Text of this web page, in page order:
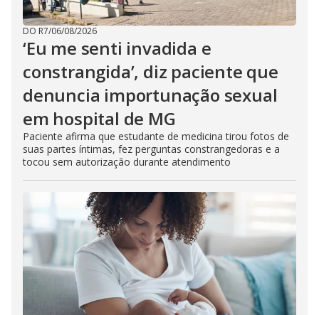
DO R7/06/08/2026
‘Eu me senti invadida e
constrangida’, diz paciente que
denuncia importunação sexual
em hospital de MG
Paciente afirma que estudante de medicina tirou fotos de
suas partes íntimas, fez perguntas constrangedoras e a
tocou sem autorização durante atendimento